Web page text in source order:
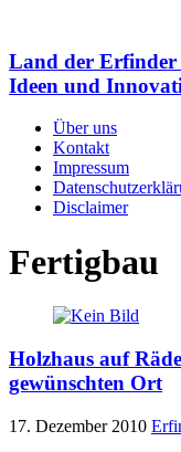
Land der Erfinder
Ideen und
Über uns
Kontakt
Impressum
Disclaimer
Fertigbau
Holzhaus auf
gewünschten Ort
17. Dezember 2010